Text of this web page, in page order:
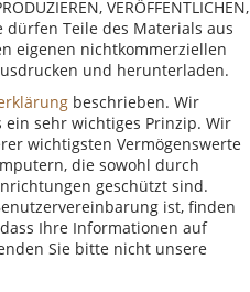
VERÖFFENTLICHEN,
dürfen Teile des Materials aus
eigenen nichtkommerziellen
und herunterladen.
beschrieben. Wir
sehr wichtiges Prinzip. Wir
wichtigsten Vermögenswerte
die sowohl durch
geschützt sind.
ist, finden
Ihre Informationen auf
Sie bitte nicht unsere